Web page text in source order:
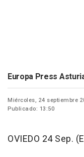
Europa Press
Miércoles, 24 septiembre
Publicado: 13:50
OVIEDO 24 Sep.